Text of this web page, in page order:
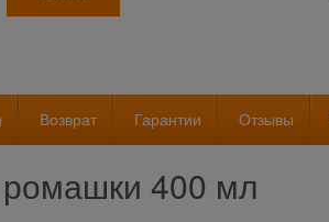
Возврат Гарантии Отзывы
400 мл